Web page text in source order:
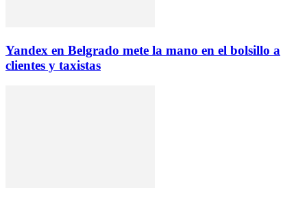
Yandex en Belgrado mete la mano en el bolsillo a
clientes y taxistas